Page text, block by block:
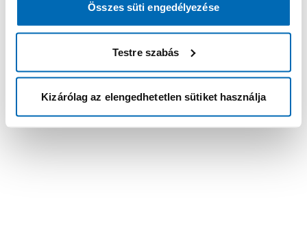
Összes süti engedélyezése
Testre szabás
Kizárólag az elengedhetetlen sütiket használja